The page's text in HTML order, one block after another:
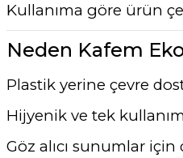
Kullanıma göre ürün
Neden Kafem
Plastik yerine çevre
Hijyenik ve tek
Göz alıcı sunumlar için